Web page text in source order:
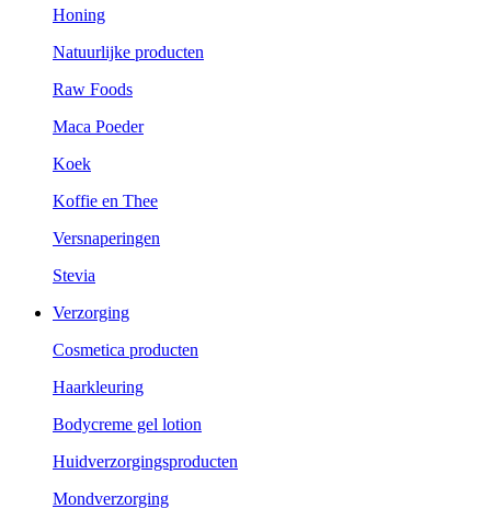
Honing
Natuurlijke producten
Raw Foods
Maca Poeder
Koek
Koffie en Thee
Versnaperingen
Stevia
Verzorging
Cosmetica producten
Haarkleuring
Bodycreme gel lotion
Huidverzorgingsproducten
Mondverzorging